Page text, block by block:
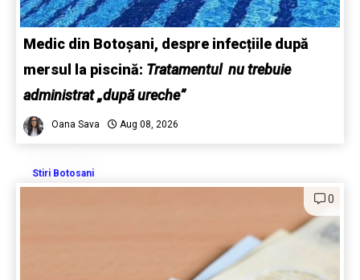
Medic din Botoșani, despre infecțiile după
mersul la piscină: Tratamentul nu trebuie
administrat „după ureche”
Oana Sava Aug 08, 2026
Stiri Botosani
0